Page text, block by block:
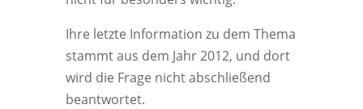
Ihre letzte Information zu dem Thema
stammt aus dem Jahr 2012, und dort
wird die Frage nicht abschließend
beantwortet.